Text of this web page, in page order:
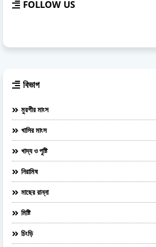
FOLLOW US
বিভাগ
মুরগীর মাংস
খাসির মাংস
খাদ্য ও পুষ্টি
নিরামিষ
মাছের রান্না
মিষ্টি
চিংড়ি